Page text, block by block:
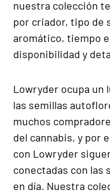
nuestra colección
por criador, tipo de
aromático, tiempo
disponibilidad y
Lowryder ocupa un
las semillas
muchos
del cannabis, y por
con Lowryder
conectadas con las
en día. Nuestra